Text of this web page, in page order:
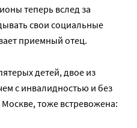
теперь вслед за
свои социальные
приемный отец.
детей, двое из
с инвалидностью и без
тоже встревожена: